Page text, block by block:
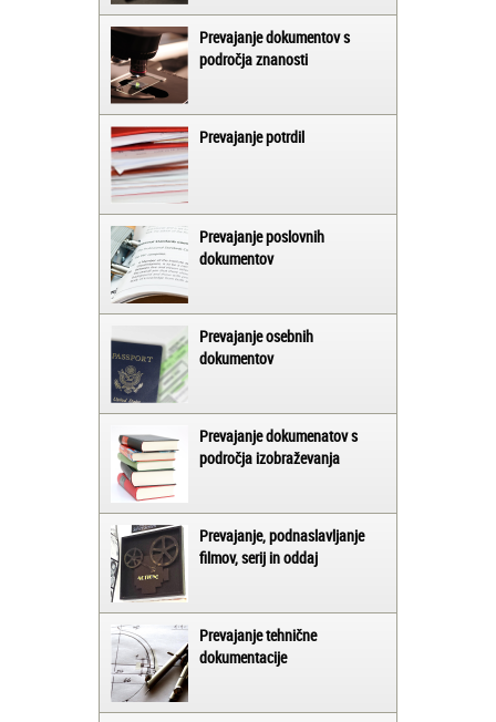
Prevajanje dokumentov s
področja znanosti
Prevajanje potrdil
Prevajanje poslovnih
dokumentov
Prevajanje osebnih
dokumentov
Prevajanje dokumenatov s
področja izobraževanja
Prevajanje, podnaslavljanje
filmov, serij in oddaj
Prevajanje tehnične
dokumentacije